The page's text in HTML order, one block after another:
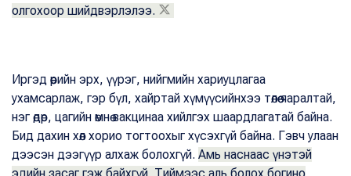
олгохоор шийдвэрлэлээ.
Иргэд өөрийн эрх, үүрэг, нийгмийн хариуцлагаа
ухамсарлаж, гэр бүл, хайртай хүмүүсийнхээ төлөө яаралтай,
нэг өдөр, цагийн өмнө вакцинаа хийлгэх шаардлагатай байна.
Бид дахин хөл хорио тогтоохыг хүсэхгүй байна. Гэвч улаан
дээсэн дээгүүр алхаж болохгүй. Амь наснаас үнэтэй
эдийн засаг гэж байхгүй. Тиймээс аль болох богино